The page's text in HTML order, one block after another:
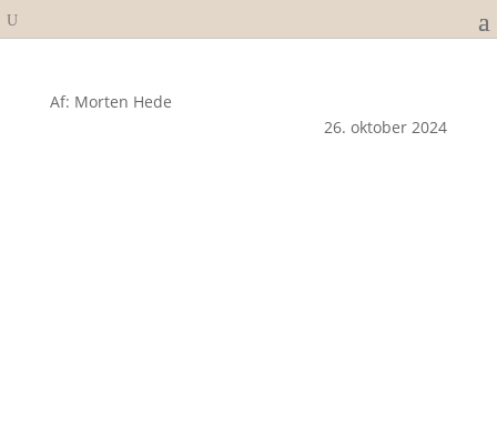
Af: Morten Hede
26. oktober 2024